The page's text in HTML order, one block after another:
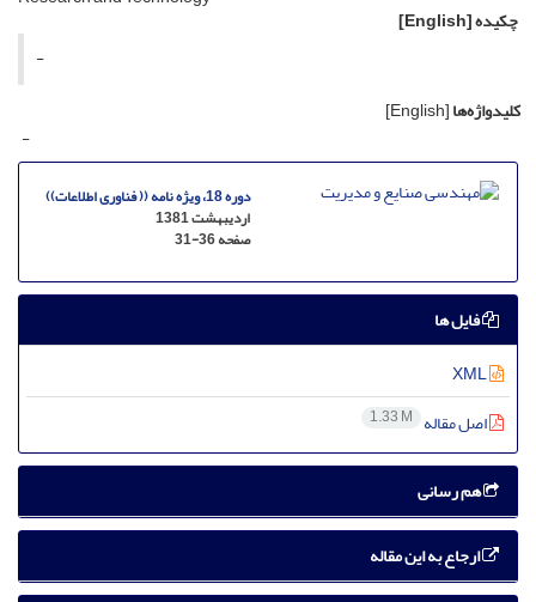
چکیده[English]
-
کلیدواژه‌ها[English]
-
دوره 18، ویژه نامه (( فناوری اطلاعات))
اردیبهشت 1381
صفحه31-36
فایل ها
اصل مقاله 1.33 M
هم رسانی
ارجاع به این مقاله